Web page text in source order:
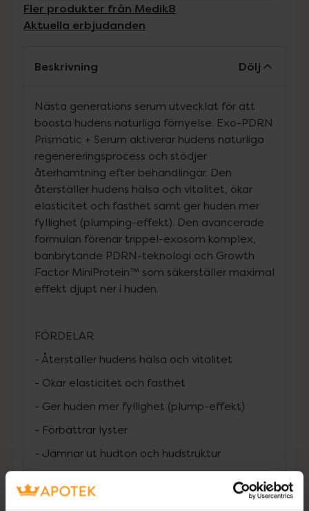
Fler produkter från Medik8
Aktuella erbjudanden
Beskrivning Dölj
Nästa generations serum utvecklat för att
boosta hudens naturliga förnyelse. Exo-PDRN
Prismatic + Serum aktiverar hudens naturliga
regenereringsprocess och stödjer
återhämtning efter behandlingar. Den
återställer hudens hälsa och vitalitet, ökar
elasticitet och fasthet samt ger huden mer
fyllighet (plumping-effekt). Den avancerade
formulan förenar trippel-exosom komplex,
banbrytande PDRN-teknologi och Growth
Factor MiniProtein™ som säkerställer maximal
effekt djupt ner i huden.
FÖRDELAR
- Återställer hudens hälsa och vitalitet
- Ökar elasticitet och fasthet
- Ger huden mer fyllighet (plump-effekt)
- Förbättrar lyster
- Jämnar ut hudton och hudstruktur